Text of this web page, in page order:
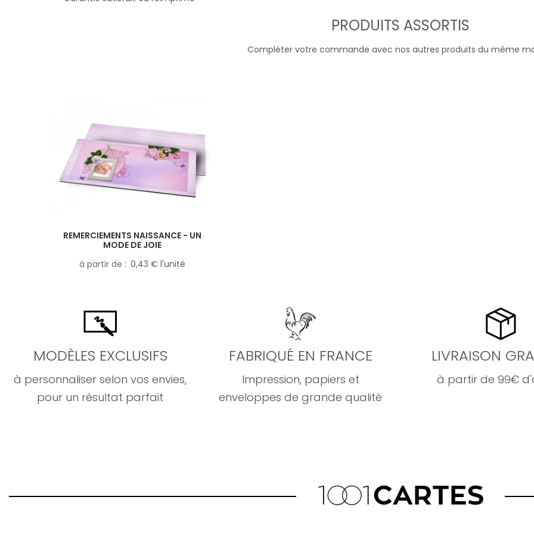
PRODUITS ASSORTIS
Compléter votre commande avec nos autres produits du même
REMERCIEMENTS NAISSANCE - UN
MODE DE JOIE
à partir de
0,43 € l'unité
MODÈLES EXCLUSIFS
à personnaliser selon vos envies,
pour un résultat parfait
FABRIQUÉ EN FRANCE
Impression, papiers et
enveloppes de grande qualité
LIVRAISON
à partir de 99€